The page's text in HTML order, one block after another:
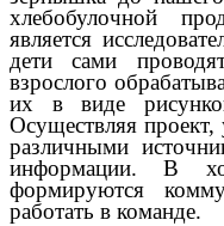
хлебобулочной
является
дети сами
взрослого
их в виде
Осуществляя проект,
различными
информации. В
формируются
работать в команде.